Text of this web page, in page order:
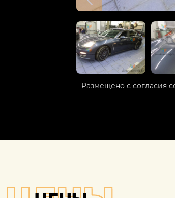
Размещено с согласия